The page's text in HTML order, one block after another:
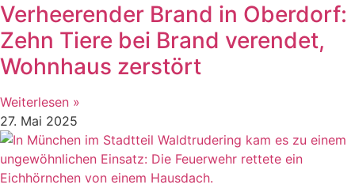
Verheerender Brand in Oberdorf:
Zehn Tiere bei Brand verendet,
Wohnhaus zerstört
Weiterlesen »
27. Mai 2025